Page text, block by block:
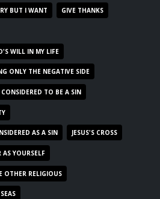
BUT I WANT GIVE THANKS
WILL IN MY LIFE
ONLY THE NEGATIVE SIDE
TO BE A SIN
AS A SIN JESUS'S CROSS
YOURSELF
OTHER RELIGIOUS